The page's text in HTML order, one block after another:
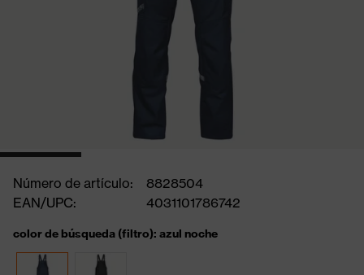
Número de artículo:
8828504
EAN/UPC:
4031101786742
color de búsqueda (filtro): azul noche